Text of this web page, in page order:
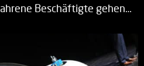
Beschäftigte gehen…